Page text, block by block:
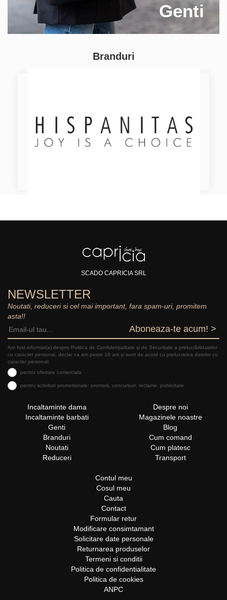
Genti
Branduri
SCADO CAPRICIA SRL
NEWSLETTER
Noutati, reduceri si cel mai important, fara spam-uri, promitem
asta!!
Aboneaza-te acum! >
Am fost informat(a) despre Politica de Confidențialitate şi de Securitate a prelucrăriidatelor
cu caracter personal, declar ca am peste 16 ani și sunt de acord cu prelucrarea datelor cu
caracter personal:
pentru ofertare comerciala
pentru activitati promotionale: promotii, concursuri, reclame, publicitate
Incaltaminte dama
Incaltaminte barbati
Genti
Branduri
Noutati
Reduceri
Despre noi
Magazinele noastre
Blog
Cum comand
Cum platesc
Transport
Contul meu
Cosul meu
Cauta
Contact
Formular retur
Modificare consimtamant
Solicitare date personale
Returnarea produselor
Termeni si conditii
Politica de confidentialitate
Politica de cookies
ANPC